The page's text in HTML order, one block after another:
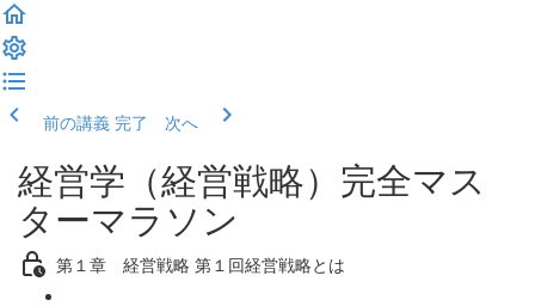
前の講義 完了 次へ
経営学（経営戦略）完全マス
ターマラソン
第１章 経営戦略 第１回経営戦略とは